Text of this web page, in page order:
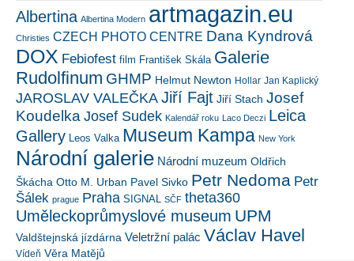
Albertina Albertina Modern artmagazin.eu
Christies CZECH PHOTO CENTRE Dana Kyndrová
DOX Febiofest film František Skála Galerie
Rudolfinum GHMP Helmut Newton Hollar Jan Kaplický
JAROSLAV VALEČKA Jiří Fajt Jiří Stach Josef
Koudelka Josef Sudek Kalendář roku Laco Deczi Leica
Gallery Leos Valka Museum Kampa New York
Národní galerie Národní muzeum Oldřich
Škácha Otto M. Urban Pavel Sivko Petr Nedoma Petr
Šálek prague Praha SIGNAL SČF theta360
Uměleckoprůmyslové museum UPM
Valdštejnská jízdárna Veletržní palác Václav Havel
Vídeň Věra Matějů